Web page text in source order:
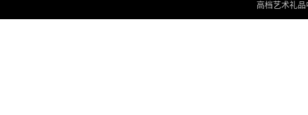
高档艺术礼品